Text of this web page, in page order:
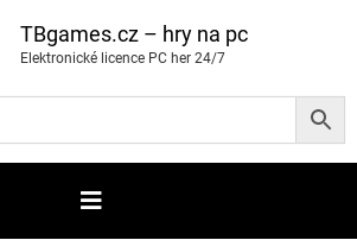
TBgames.cz – hry na pc
Elektronické licence PC her 24/7